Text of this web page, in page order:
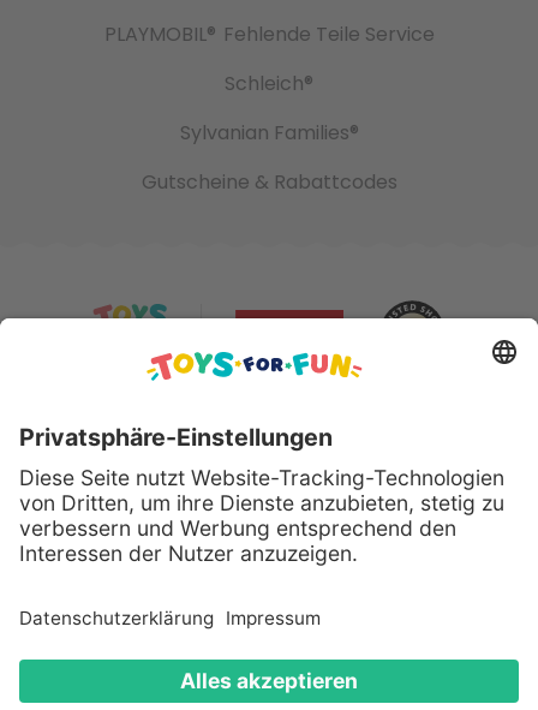
PLAYMOBIL® Fehlende Teile Service
Schleich®
Sylvanian Families®
Gutscheine & Rabattcodes
Sicher bezahlen mit:
Alle genannten Produkte und Logos sind eingetragene
Warenzeichen der jeweiligen Hersteller.
Copyright © 2008 - 2026 Toys for Fun GmbH - Alle